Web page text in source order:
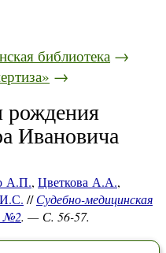
библиотека →
→
рождения
Ивановича
А.П., Цветкова А.А.,
//Судебно-медицинская
№2. — С. 56-57.